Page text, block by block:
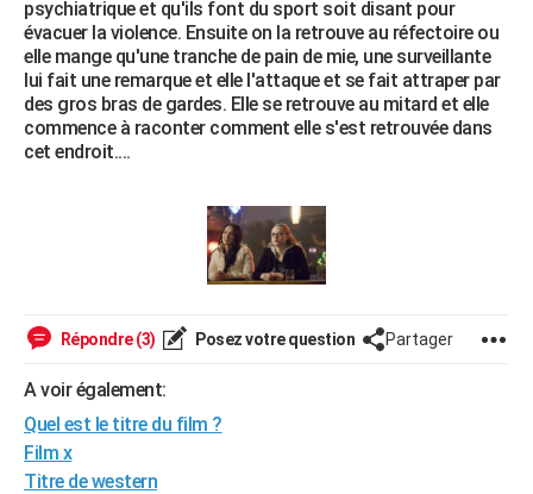
Forum
Aménagement intérieur
Extérieur
Cuisine
Salle de bains
Jardinage
Rangement
WEEK-END
Guides de France
Escapades
Patrimoine
Expositions
Musées
Week-end nature
+LIFESTYLE
Art de vivre
Bien-être
Loisirs
Modes de vie
SANTE
DICTIONNAIRE
Dictionnaire
Biographies
Citations
Expressions
Proverbes
PROGRAMME TV
psychiatrique et qu'ils font du sport soit disant pour
évacuer la violence. Ensuite on la retrouve au réfectoire ou
elle mange qu'une tranche de pain de mie, une surveillante
lui fait une remarque et elle l'attaque et se fait attraper par
des gros bras de gardes. Elle se retrouve au mitard et elle
commence à raconter comment elle s'est retrouvée dans
cet endroit....
Répondre (3) Posez votre question Partager
A voir également:
Quel est le titre du film ?
Film x
Titre de western